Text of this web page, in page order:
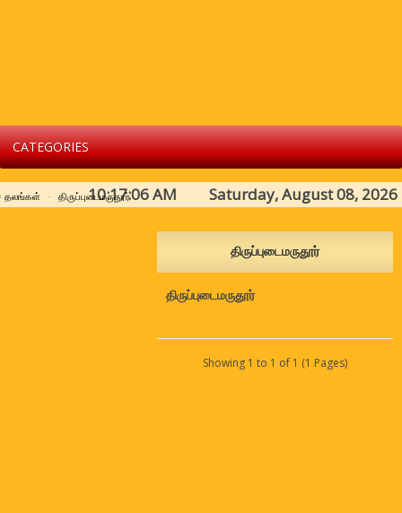
CATEGORIES
10:17:06 AM Saturday, August 08, 2026
தலங்கள் திருப்புடைமருதூர்
திருப்புடைமருதூர்
திருப்புடைமருதூர்
Showing 1 to 1 of 1 (1 Pages)